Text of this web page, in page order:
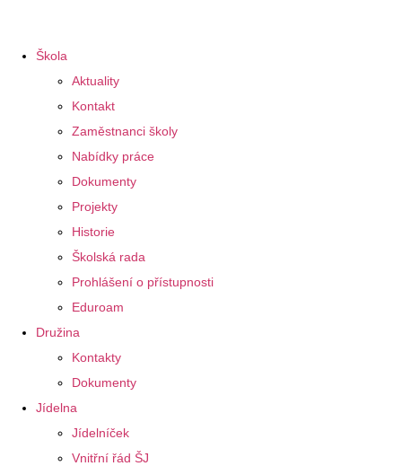
Škola
Aktuality
Kontakt
Zaměstnanci školy
Nabídky práce
Dokumenty
Projekty
Historie
Školská rada
Prohlášení o přístupnosti
Eduroam
Družina
Kontakty
Dokumenty
Jídelna
Jídelníček
Vnitřní řád ŠJ